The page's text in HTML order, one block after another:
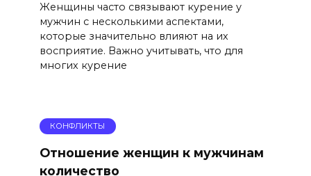
Женщины часто связывают курение у
мужчин с несколькими аспектами,
которые значительно влияют на их
восприятие. Важно учитывать, что для
многих курение
КОНФЛИКТЫ
Отношение женщин к мужчинам
количество